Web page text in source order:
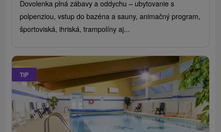
Dovolenka plná zábavy a oddychu – ubytovanie s
polpenziou, vstup do bazéna a sauny, animačný program,
športoviská, ihriská, trampolíny aj...
TIP